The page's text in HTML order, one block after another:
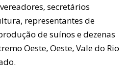
secretários
representantes de
de suínos e dezenas
Oeste, Oeste, Vale do Rio